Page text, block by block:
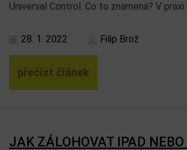
Universal Control. Co to znamená? V
28. 1. 2022 Filip Brož
přečíst článek
JAK ZÁLOHOVAT IPAD NEBO